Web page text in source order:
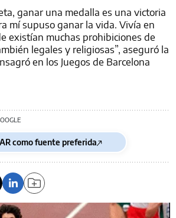
ganar una medalla es una victoria
mí supuso ganar la vida. Vivía en
existían muchas prohibiciones de
legales y religiosas”, aseguró la
en los Juegos de Barcelona
como fuente preferida